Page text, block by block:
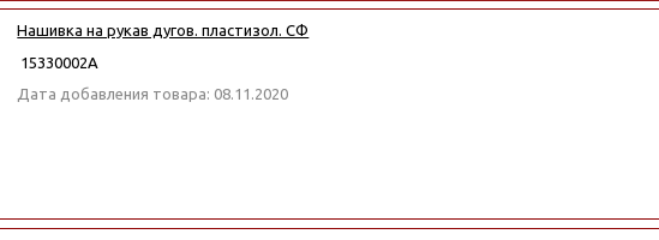
Нашивка на рукав дугов. пластизол. СФ
15330002А
Дата добавления товара: 08.11.2020